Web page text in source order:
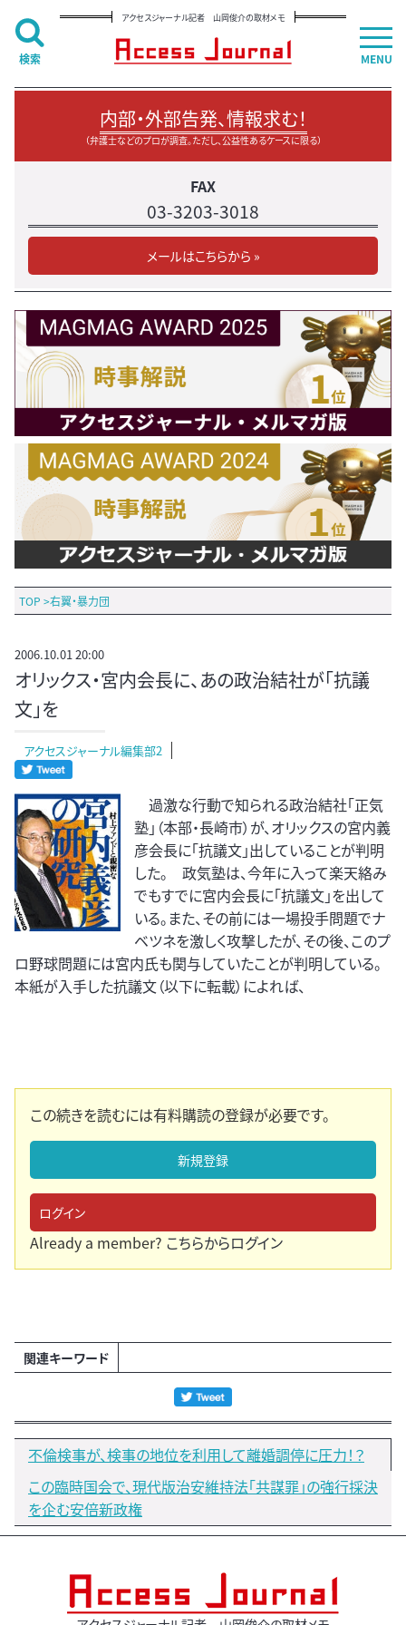
アクセスジャーナル記者 山岡俊介の取材メモ
内部・外部告発、情報求む！
（弁護士などのプロが調査。ただし、公益性あるケースに限る）
FAX
03-3203-3018
メールはこちらから »
TOP >右翼・暴力団
2006.10.01 20:00
オリックス・宮内会長に、あの政治結社が「抗議
文」を
アクセスジャーナル編集部2
過激な行動で知られる政治結社「正気
塾」（本部・長崎市）が、オリックスの宮内義
彦会長に「抗議文」出していることが判明
した。 政気塾は、今年に入って楽天絡み
でもすでに宮内会長に「抗議文」を出して
いる。また、その前には一場投手問題でナ
ベツネを激しく攻撃したが、その後、このプ
ロ野球問題には宮内氏も関与していたことが判明している。
本紙が入手した抗議文（以下に転載）によれば、
この続きを読むには有料購読の登録が必要です。
新規登録
ログイン
Already a member? こちらからログイン
関連キーワード
不倫検事が、検事の地位を利用して離婚調停に圧力！？
この臨時国会で、現代版治安維持法「共謀罪」の強行採決
を企む安倍新政権
MENU
検索